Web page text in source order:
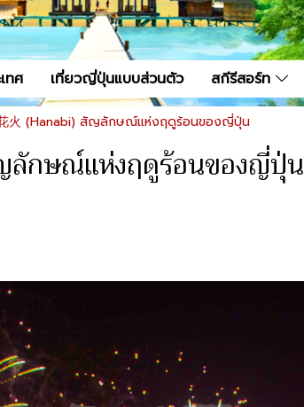
ทศ เที่ยวญี่ปุ่นแบบส่วนตัว สกีรีสอร์ท
火 (Hanabi) สัญลักษณ์แห่งฤดูร้อนของญี่ปุ่น
ลักษณ์แห่งฤดูร้อนของญี่ปุ่น